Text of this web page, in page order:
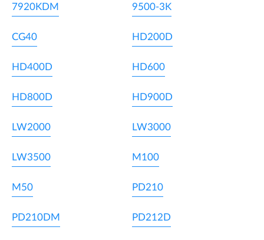
7920KDM 9500-3K
CG40 HD200D
HD400D HD600
HD800D HD900D
LW2000 LW3000
LW3500 M100
M50 PD210
PD210DM PD212D